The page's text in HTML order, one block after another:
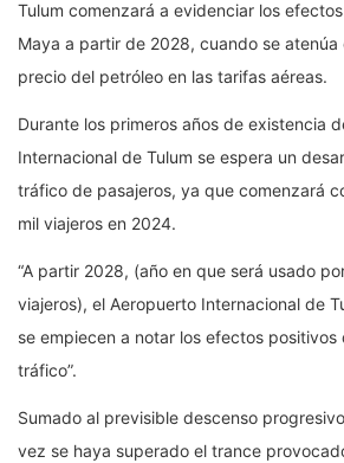
Tulum comenzará a evidenciar los
Maya a partir de 2028, cuando se
precio del petróleo en las tarifas aéreas.
Durante los primeros años de existencia
Internacional de Tulum se espera un
tráfico de pasajeros, ya que comenzará
mil viajeros en 2024.
“A partir 2028, (año en que será usado
viajeros), el Aeropuerto Internacional de
se empiecen a notar los efectos positivos
tráfico”.
Sumado al previsible descenso
vez se haya superado el trance